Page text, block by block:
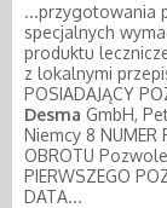
...przygotowania
specjalnych
produktu
z lokalnymi
POSIADAJĄCY
Desma GmbH,
Niemcy 8 NUMER
OBROTU
PIERWSZEGO
DATA...